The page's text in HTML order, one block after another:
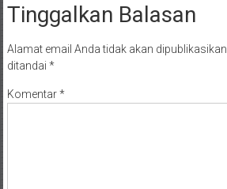
Tinggalkan Balasan
Alamat email Anda tidak akan dipublikasikan.
ditandai *
Komentar*